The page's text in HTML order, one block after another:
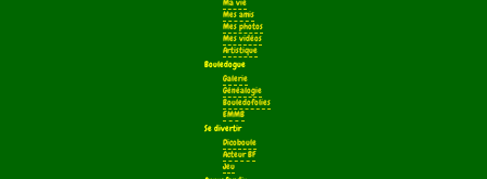
Ma vie
Mes amis
Mes photos
Mes vidéos
Artistique
Bouledogue
Galerie
Généalogie
Bouledofolies
EMMB
Se divertir
Dicoboule
Acteur BF
Jeu